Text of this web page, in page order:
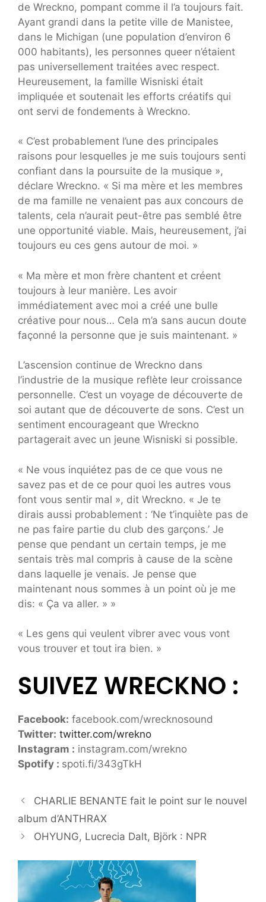
de Wreckno, pompant comme il l’a toujours fait.
Ayant grandi dans la petite ville de Manistee,
dans le Michigan (une population d’environ 6
000 habitants), les personnes queer n’étaient
pas universellement traitées avec respect.
Heureusement, la famille Wisniski était
impliquée et soutenait les efforts créatifs qui
ont servi de fondements à Wreckno.
« C’est probablement l’une des principales
raisons pour lesquelles je me suis toujours senti
confiant dans la poursuite de la musique »,
déclare Wreckno. « Si ma mère et les membres
de ma famille ne venaient pas aux concours de
talents, cela n’aurait peut-être pas semblé être
une opportunité viable. Mais, heureusement, j’ai
toujours eu ces gens autour de moi. »
« Ma mère et mon frère chantent et créent
toujours à leur manière. Les avoir
immédiatement avec moi a créé une bulle
créative pour nous… Cela m’a sans aucun doute
façonné la personne que je suis maintenant. »
L’ascension continue de Wreckno dans
l’industrie de la musique reflète leur croissance
personnelle. C’est un voyage de découverte de
soi autant que de découverte de sons. C’est un
sentiment encourageant que Wreckno
partagerait avec un jeune Wisniski si possible.
« Ne vous inquiétez pas de ce que vous ne
savez pas et de ce pour quoi les autres vous
font vous sentir mal », dit Wreckno. « Je te
dirais aussi probablement : ‘Ne t’inquiète pas de
ne pas faire partie du club des garçons.’ Je
pense que pendant un certain temps, je me
sentais très mal compris à cause de la scène
dans laquelle je venais. Je pense que
maintenant nous sommes à un point où je me
dis: « Ça va aller. » »
« Les gens qui veulent vibrer avec vous vont
vous trouver et tout ira bien. »
SUIVEZ WRECKNO :
Facebook: facebook.com/wrecknosound
Twitter: twitter.com/wrekno
Instagram : instagram.com/wrekno
Spotify : spoti.fi/343gTkH
CHARLIE BENANTE fait le point sur le nouvel
album d’ANTHRAX
OHYUNG, Lucrecia Dalt, Björk : NPR